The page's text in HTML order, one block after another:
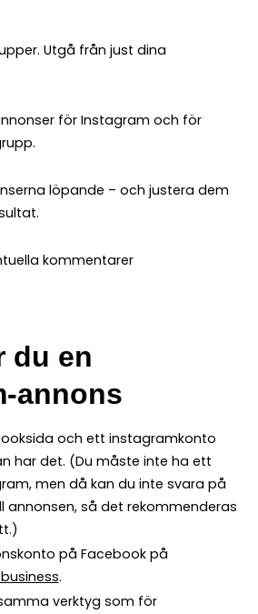
Utgå från just dina
för Instagram och för
löpande – och justera dem
kommentarer
du en
annons
och ett instagramkonto
har det. (Du måste inte ha ett
men då kan du inte svara på
annonsen, så det rekommenderas
på Facebook på
.
verktyg som för